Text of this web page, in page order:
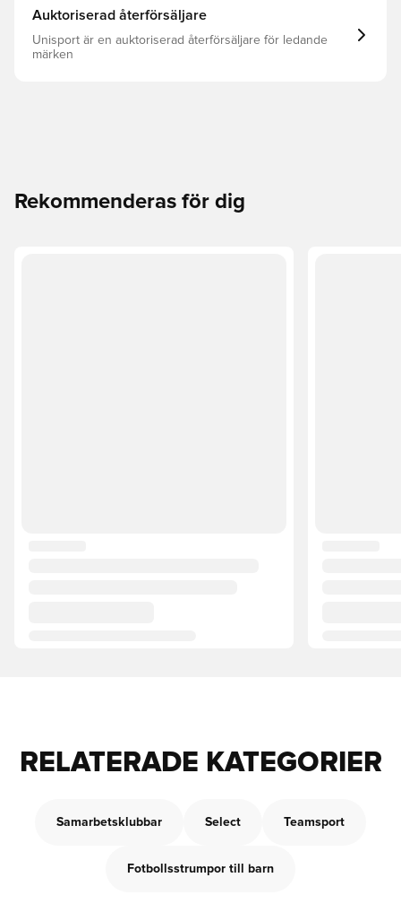
Auktoriserad återförsäljare
Unisport är en auktoriserad återförsäljare för ledande
märken
Rekommenderas för dig
RELATERADE KATEGORIER
Samarbetsklubbar Select Teamsport
Fotbollsstrumpor till barn